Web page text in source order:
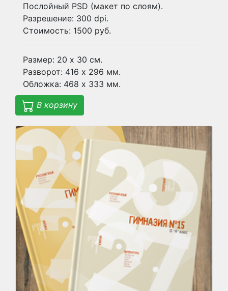
Послойный PSD (макет по слоям).
Разрешение: 300 dpi.
Стоимость: 1500 руб.
Размер: 20 х 30 см.
Разворот: 416 х 296 мм.
Обложка: 468 х 333 мм.
В корзину